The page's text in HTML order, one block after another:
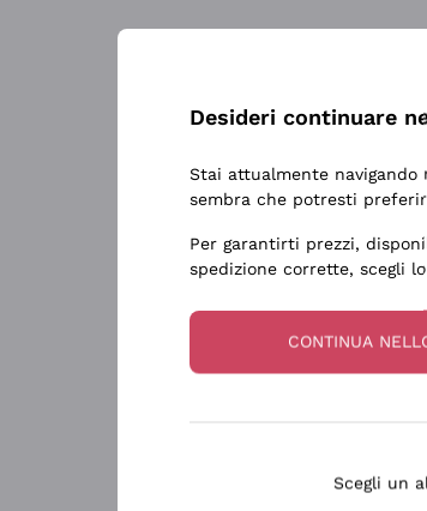
Desideri continuare
Stai attualmente navigando
sembra che potresti
Per garantirti prezzi,
spedizione corrette, scegli
CONTINUA
Scegli un